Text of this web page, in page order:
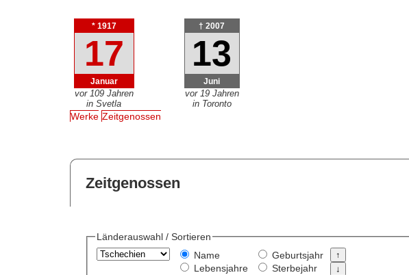
* 1917
17
Januar
vor 109 Jahren
in Svetla
† 2007
13
Juni
vor 19 Jahren
in Toronto
Werke Zeitgenossen
Zeitgenossen
Länderauswahl / Sortieren
Name
Lebensjahre
Geburtsjahr
Sterbejahr